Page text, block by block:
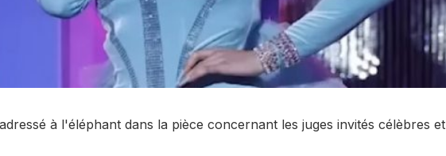
à l'éléphant dans la pièce concernant les juges invités célèbres et